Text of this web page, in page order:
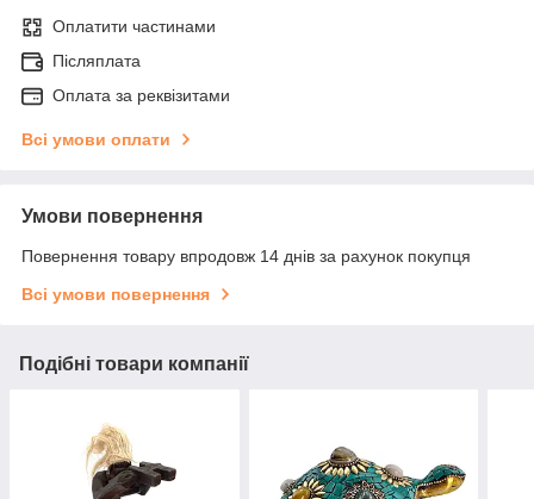
Оплатити частинами
Післяплата
Оплата за реквізитами
Всі умови оплати
Умови повернення
Повернення товару впродовж 14 днів за рахунок покупця
Всі умови повернення
Подібні товари компанії